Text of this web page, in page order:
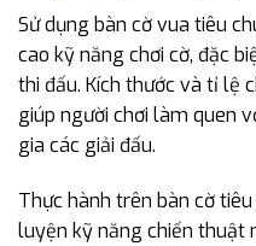
Sử dụng bàn cờ vua tiêu
cao kỹ năng chơi cờ, đặc
thi đấu. Kích thước và tỉ lệ
giúp người chơi làm quen
gia các giải đấu.
Thực hành trên bàn cờ
luyện kỹ năng chiến thuật